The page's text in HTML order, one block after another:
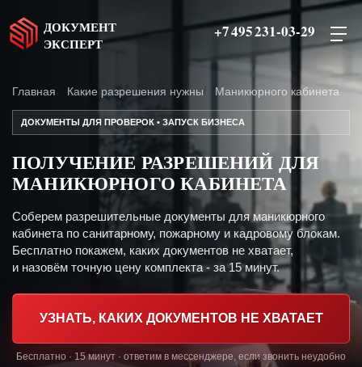
ДОКУМЕНТ
ЭКСПЕРТ
+7 495 231-03-29
Главная Какие разрешения нужны Маникюрного кабинета
ДОКУМЕНТЫ ДЛЯ ПРОВЕРОК • ЗАПУСК БИЗНЕСА
ПОЛУЧЕНИЕ РАЗРЕШЕНИЙ ДЛЯ
МАНИКЮРНОГО КАБИНЕТА
Соберем разрешительные документы для маникюрного
кабинета по санитарному, пожарному и кадровому блокам.
Бесплатно покажем, каких документов не хватает,
и назовём точную цену комплекта - за 15 минут.
УЗНАТЬ, КАКИХ ДОКУМЕНТОВ НЕ ХВАТАЕТ
Бесплатно · 15 минут · ответим в мессенджере, если звонить неудобно